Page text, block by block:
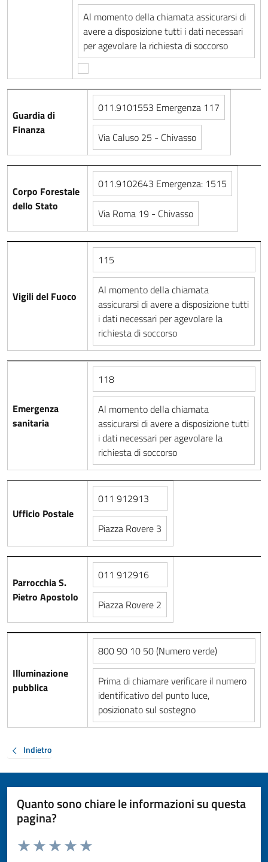
Al momento della chiamata assicurarsi di
avere a disposizione tutti i dati necessari
per agevolare la richiesta di soccorso
Guardia di
Finanza
011.9101553 Emergenza 117
Via Caluso 25 - Chivasso
Corpo Forestale
dello Stato
011.9102643 Emergenza: 1515
Via Roma 19 - Chivasso
Vigili del Fuoco
115
Al momento della chiamata
assicurarsi di avere a disposizione tutti
i dati necessari per agevolare la
richiesta di soccorso
Emergenza
sanitaria
118
Al momento della chiamata
assicurarsi di avere a disposizione tutti
i dati necessari per agevolare la
richiesta di soccorso
Ufficio Postale
011 912913
Piazza Rovere 3
Parrocchia S.
Pietro Apostolo
011 912916
Piazza Rovere 2
Illuminazione
pubblica
800 90 10 50 (Numero verde)
Prima di chiamare verificare il numero
identificativo del punto luce,
posizionato sul sostegno
Indietro
Quanto sono chiare le informazioni su questa
pagina?
Valuta da 1 a 5 stelle la pagina